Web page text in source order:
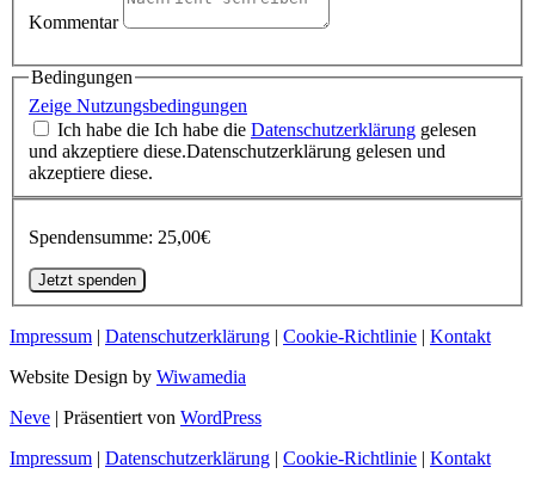
Kommentar
Bedingungen
Zeige Nutzungsbedingungen
Ich habe die Ich habe die Datenschutzerklärung gelesen
und akzeptiere diese.Datenschutzerklärung gelesen und
akzeptiere diese.
Spendensumme: 25,00€
Impressum | Datenschutzerklärung | Cookie-Richtlinie | Kontakt
Website Design by Wiwamedia
Neve | Präsentiert von WordPress
Impressum | Datenschutzerklärung | Cookie-Richtlinie | Kontakt